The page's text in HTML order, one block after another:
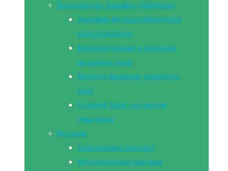
Водоочистка Аквафор (Waterboss)
Аквафор фильтр кабинетного
типа (waterboss)
Комплектующие к корпусам
засыпного типа
Корпуса фильтров засыпного
типа
Солевой Танк для систем
умягчения
Кессоны
Пластиковые кессоны
Металлические кессоны